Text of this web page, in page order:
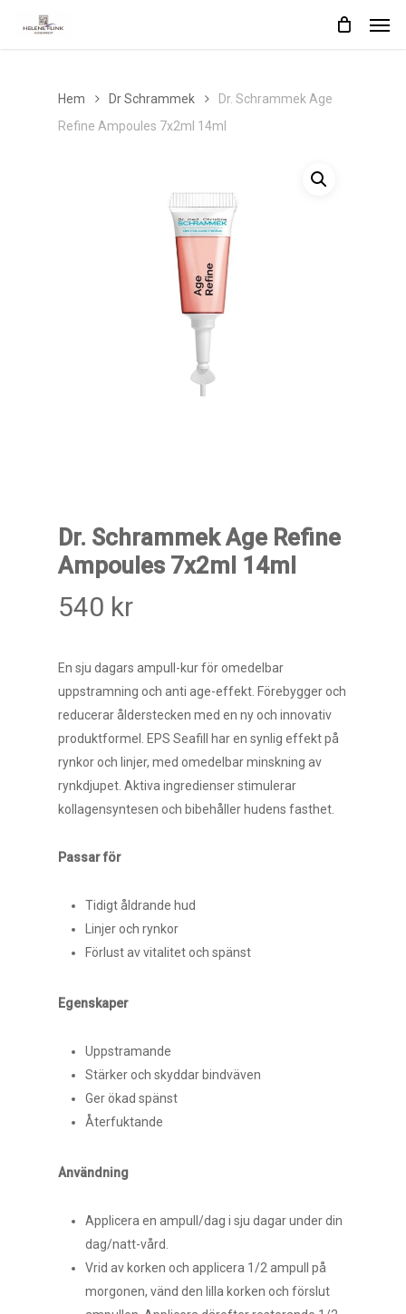
Hem Dr Schrammek
Dr. Schrammek Age
Refine Ampoules 7x2ml 14ml
Dr. Schrammek Age Refine
Ampoules 7x2ml 14ml
540 kr
En sju dagars ampull-kur för omedelbar
uppstramning och anti age-effekt. Förebygger och
reducerar ålderstecken med en ny och innovativ
produktformel. EPS Seafill har en synlig effekt på
rynkor och linjer, med omedelbar minskning av
rynkdjupet. Aktiva ingredienser stimulerar
kollagensyntesen och bibehåller hudens fasthet.
Passar för
Tidigt åldrande hud
Linjer och rynkor
Förlust av vitalitet och spänst
Egenskaper
Uppstramande
Stärker och skyddar bindväven
Ger ökad spänst
Återfuktande
Användning
Applicera en ampull/dag i sju dagar under din
dag/natt-vård.
Vrid av korken och applicera 1/2 ampull på
morgonen, vänd den lilla korken och förslut